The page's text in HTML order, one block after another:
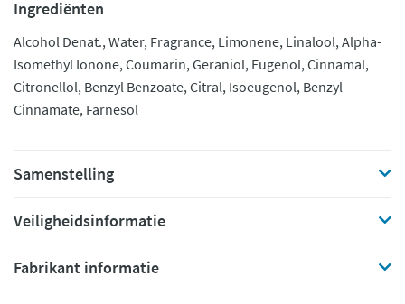
Ingrediënten
Alcohol Denat., Water, Fragrance, Limonene, Linalool, Alpha-
Isomethyl Ionone, Coumarin, Geraniol, Eugenol, Cinnamal,
Citronellol, Benzyl Benzoate, Citral, Isoeugenol, Benzyl
Cinnamate, Farnesol
Samenstelling
Veiligheidsinformatie
Fabrikant informatie